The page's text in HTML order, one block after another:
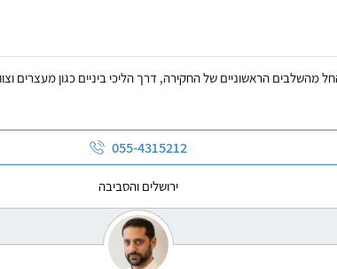
החל מהשלבים הראשוניים של החקירה, דרך הליכי ביניים כגון מעצרים
055-4315212
ירושלים והסביבה